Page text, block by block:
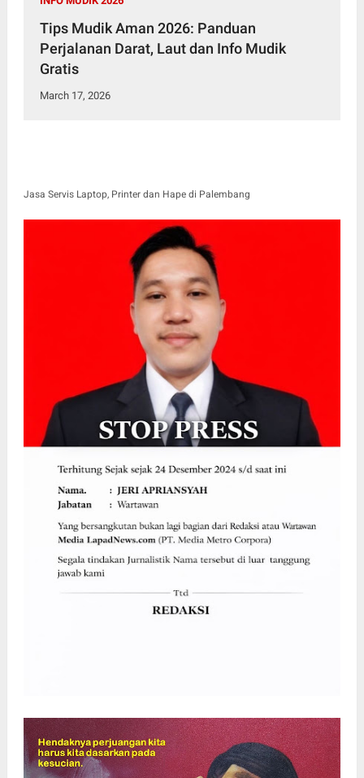
Tips Mudik Aman 2026: Panduan
Perjalanan Darat, Laut dan Info Mudik
Gratis
March 17, 2026
Jasa Servis Laptop, Printer dan Hape di Palembang